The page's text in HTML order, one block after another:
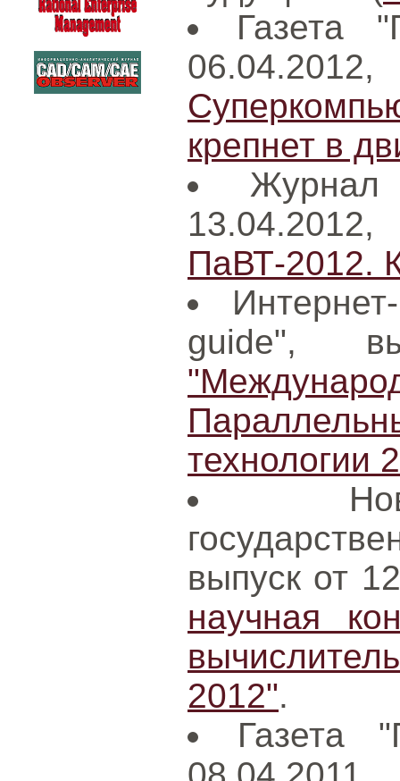
Газета
крепнет в
ПаВТ-2012.
guide",
технологии
выпуск от
научная
2012".
Газета